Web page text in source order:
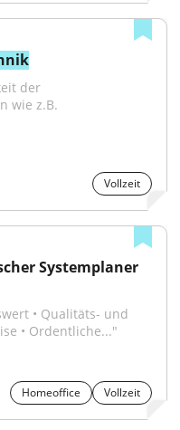
wie z.B.
Vollzeit
• Qualitäts- und
• Ordentliche..."
Homeoffice Vollzeit